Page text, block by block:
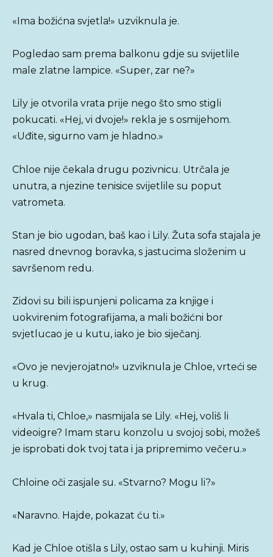
«Ima božićna svjetla!» uzviknula je.
Pogledao sam prema balkonu gdje su svijetlile
male zlatne lampice. «Super, zar ne?»
Lily je otvorila vrata prije nego što smo stigli
pokucati. «Hej, vi dvoje!» rekla je s osmijehom.
«Uđite, sigurno vam je hladno.»
Chloe nije čekala drugu pozivnicu. Utrčala je
unutra, a njezine tenisice svijetlile su poput
vatrometa.
Stan je bio ugodan, baš kao i Lily. Žuta sofa stajala je
nasred dnevnog boravka, s jastucima složenim u
savršenom redu.
Zidovi su bili ispunjeni policama za knjige i
uokvirenim fotografijama, a mali božićni bor
svjetlucao je u kutu, iako je bio siječanj.
«Ovo je nevjerojatno!» uzviknula je Chloe, vrteći se
u krug.
«Hvala ti, Chloe,» nasmijala se Lily. «Hej, voliš li
videoigre? Imam staru konzolu u svojoj sobi, možeš
je isprobati dok tvoj tata i ja pripremimo večeru.»
Chloine oči zasjale su. «Stvarno? Mogu li?»
«Naravno. Hajde, pokazat ću ti.»
Kad je Chloe otišla s Lily, ostao sam u kuhinji. Miris